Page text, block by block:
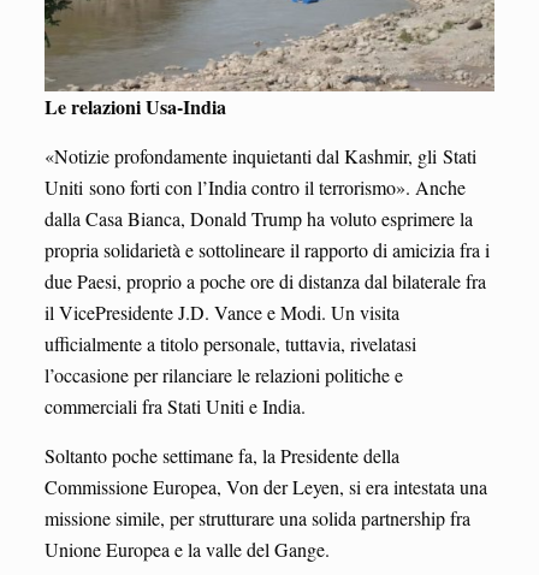
Le relazioni Usa-India
«Notizie profondamente inquietanti dal Kashmir, gli Stati
Uniti sono forti con l’India contro il terrorismo». Anche
dalla Casa Bianca, Donald Trump ha voluto esprimere la
propria solidarietà e sottolineare il rapporto di amicizia fra i
due Paesi, proprio a poche ore di distanza dal bilaterale fra
il VicePresidente J.D. Vance e Modi. Un visita
ufficialmente a titolo personale, tuttavia, rivelatasi
l’occasione per rilanciare le relazioni politiche e
commerciali fra Stati Uniti e India.
Soltanto poche settimane fa, la Presidente della
Commissione Europea, Von der Leyen, si era intestata una
missione simile, per strutturare una solida partnership fra
Unione Europea e la valle del Gange.